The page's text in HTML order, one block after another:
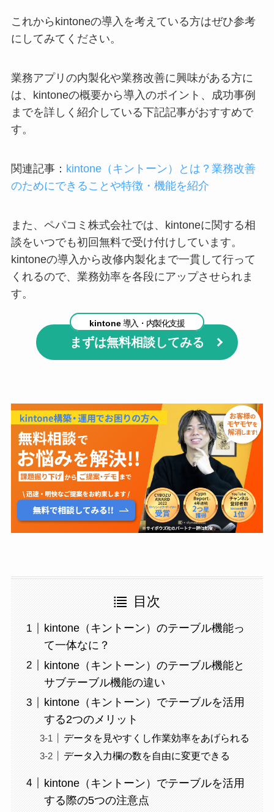
これからkintoneの導入を考えている方はぜひ参考
にしてみてください。
業務アプリの内製化や業務改善に興味がある方に
は、kintoneの概要から導入のポイント、成功事例
までを詳しく紹介している下記記事がおすすめで
す。
関連記事： kintone（キントーン）とは？業務改善
のためにできることや特徴・機能を紹介
また、ペパコミ株式会社では、kintoneに関する相
談をいつでも初回無料で受け付けしています。
kintoneの導入から改修内製化まで一貫して行って
くれるので、業務効率を各段にアップさせられま
す。
kintone導入・内製化支援
まずは無料相談してみる
目次
kintone（キントーン）のテーブル機能っ
て一体なに？
kintone（キントーン）のテーブル機能と
サブテーブル機能の違い
kintone（キントーン）でテーブルを活用
する2つのメリット
データを見やすくし作業効率をあげられる
データ入力欄の数を自由に変更できる
kintone（キントーン）でテーブルを活用
する際の5つの注意点